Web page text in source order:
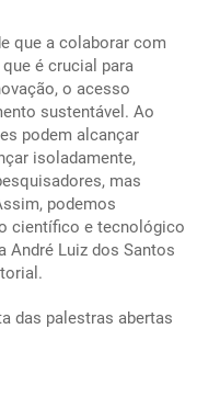
que a colaborar com
é crucial para
o acesso
sustentável. Ao
podem alcançar
isoladamente,
mas
podemos
científico e tecnológico
André Luiz dos Santos
das palestras abertas